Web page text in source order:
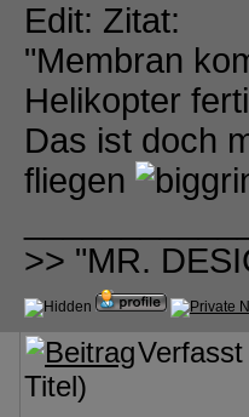
Edit: Zitat:
"Membran
Helikopter
Das ist doch
fliegen
>> "MR.
Titel)